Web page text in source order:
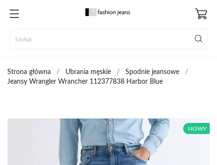
Strona główna Ubrania męskie
Spodnie jeansowe
Jeansy Wrangler Wrancher 112377838 Harbor Blue
NOWY
NOWY